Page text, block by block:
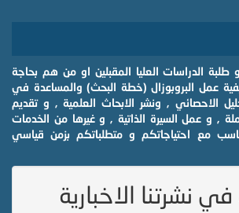
و طلبة الدراسات العليا المقبلين او من هم بحاجة
عمل البروبوزال (خطة البحث) والمساعدة في
الاحصائي , ونشر الابحاث العلمية , و تقديم
, و عمل السيرة الذاتية , و غيرها من الخدمات
مع احتياجاتكم و متطلباتكم بزمن قياسي
نشرتنا الاخبارية